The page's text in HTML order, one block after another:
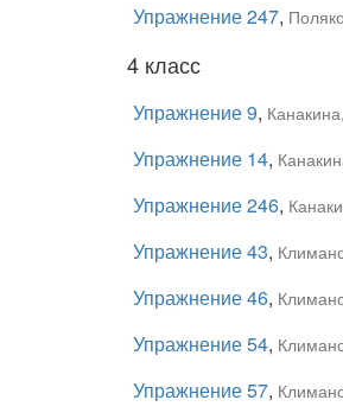
Упражнение 247,
4 класс
Упражнение 9,
Упражнение 14,
Упражнение 246,
Упражнение 43,
Упражнение 46,
Упражнение 54,
Упражнение 57,